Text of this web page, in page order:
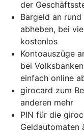
der
Bargeld an
abheben, bei
kostenlos
Kontoauszüge
bei
einfach online
girocard zum
anderen mehr
PIN für die
Geldautomaten